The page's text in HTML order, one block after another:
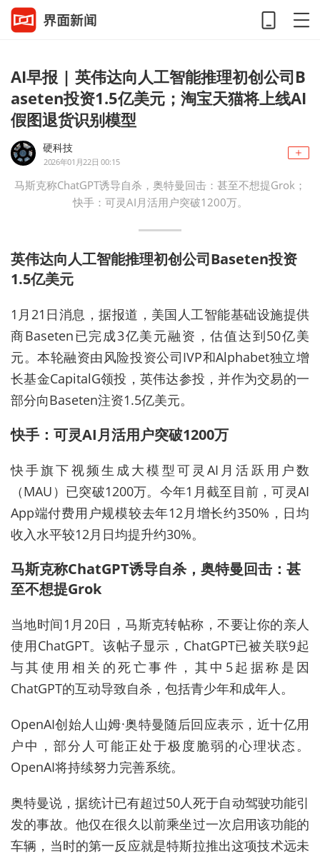
AI早报 | 英伟达向人工智能推理初创公司B
aseten投资1.5亿美元；淘宝天猫将上线AI
假图退货识别模型
硬科技
2026年01月22日 00:15
马斯克称ChatGPT诱导自杀，奥特曼回击：甚至不想提Grok；
快手：可灵AI月活用户突破1200万。
英伟达向人工智能推理初创公司Baseten投资
1.5亿美元
1月21日消息，据报道，美国人工智能基础设施提供
商Baseten已完成3亿美元融资，估值达到50亿美
元。本轮融资由风险投资公司IVP和Alphabet独立增
长基金CapitalG领投，英伟达参投，并作为交易的一
部分向Baseten注资1.5亿美元。
快手：可灵AI月活用户突破1200万
快手旗下视频生成大模型可灵AI月活跃用户数
（MAU）已突破1200万。今年1月截至目前，可灵AI
App端付费用户规模较去年12月增长约350%，日均
收入水平较12月日均提升约30%。
马斯克称ChatGPT诱导自杀，奥特曼回击：甚
至不想提Grok
当地时间1月20日，马斯克转帖称，不要让你的亲人
使用ChatGPT。该帖子显示，ChatGPT已被关联9起
与其使用相关的死亡事件，其中5起据称是因
ChatGPT的互动导致自杀，包括青少年和成年人。
OpenAI创始人山姆·奥特曼随后回应表示，近十亿用
户中，部分人可能正处于极度脆弱的心理状态。
OpenAI将持续努力完善系统。
奥特曼说，据统计已有超过50人死于自动驾驶功能引
发的事故。他仅在很久以前乘坐过一次启用该功能的
车辆，当时的第一反应就是特斯拉推出这项技术远未